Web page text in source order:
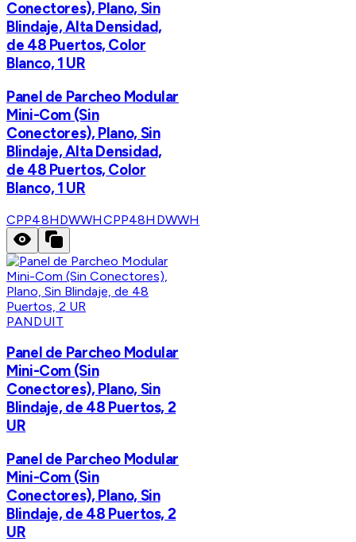
Conectores), Plano, Sin
Blindaje, Alta Densidad,
de 48 Puertos, Color
Blanco, 1 UR
Panel de Parcheo Modular
Mini-Com (Sin
Conectores), Plano, Sin
Blindaje, Alta Densidad,
de 48 Puertos, Color
Blanco, 1 UR
CPP48HDWWHCPP48HDWWH
PANDUIT
Panel de Parcheo Modular
Mini-Com (Sin
Conectores), Plano, Sin
Blindaje, de 48 Puertos, 2
UR
Panel de Parcheo Modular
Mini-Com (Sin
Conectores), Plano, Sin
Blindaje, de 48 Puertos, 2
UR